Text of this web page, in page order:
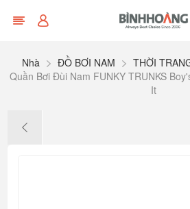
Nhà ĐỒ BƠI NAM THỜI
Quần Bơi Đùi Nam FUNKY TRUNKS
It